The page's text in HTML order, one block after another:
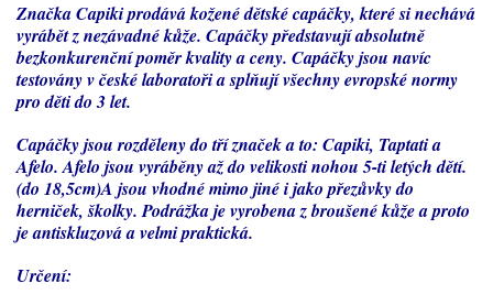
Značka Capiki prodává kožené dětské capáčky, které si nechává
vyrábět z nezávadné kůže. Capáčky představují absolutně
bezkonkurenční poměr kvality a ceny. Capáčky jsou navíc
testovány v české laboratoři a splňují všechny evropské normy
pro děti do 3 let.
Capáčky jsou rozděleny do tří značek a to: Capiki, Taptati a
Afelo. Afelo jsou vyráběny až do velikosti nohou 5-ti letých dětí.
(do 18,5cm)A jsou vhodné mimo jiné i jako přezůvky do
herniček, školky. Podrážka je vyrobena z broušené kůže a proto
je antiskluzová a velmi praktická.
Určení: